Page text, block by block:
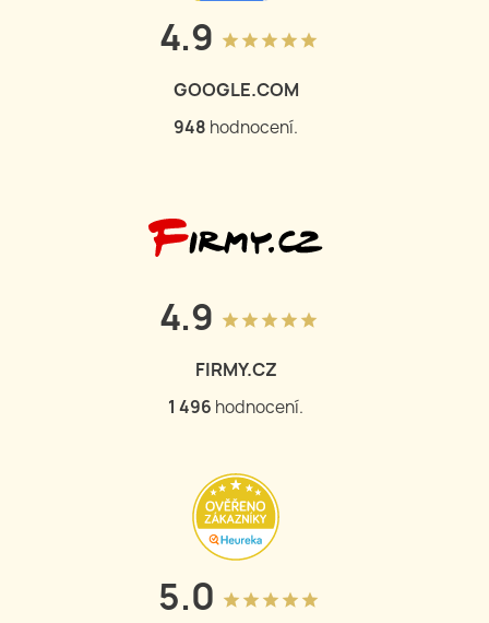
4.9 grade grade grade grade grade
GOOGLE.COM
950 hodnocení.
4.9 grade grade grade grade grade
FIRMY.CZ
1 504 hodnocení.
5.0 grade grade grade grade grade